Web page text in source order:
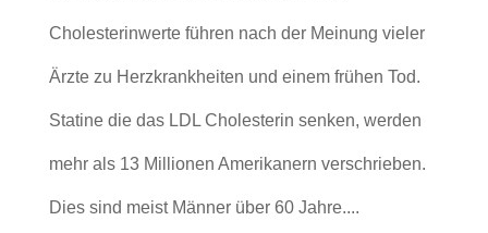
Cholesterinwerte führen nach der Meinung vieler
Ärzte zu Herzkrankheiten und einem frühen Tod.
Statine die das LDL Cholesterin senken, werden
mehr als 13 Millionen Amerikanern verschrieben.
Dies sind meist Männer über 60 Jahre....